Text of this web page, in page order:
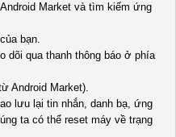
Market và tìm kiếm ứng
bạn.
dõi qua thanh thông báo ở phía
Android Market).
lưu lại tin nhắn, danh bạ, ứng
ta có thể reset máy về trạng